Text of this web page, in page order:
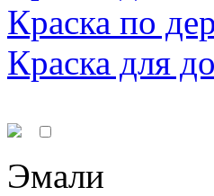
Краска по
Краска для
Эмали